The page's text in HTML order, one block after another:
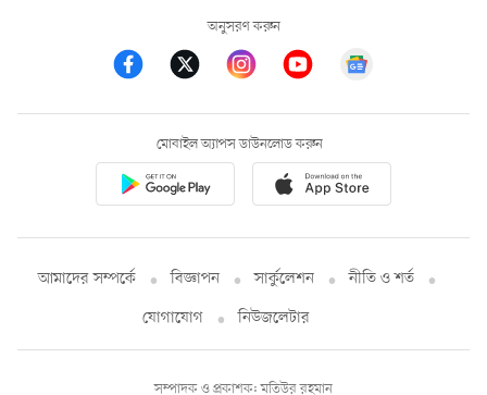
অনুসরণ করুন
মোবাইল অ্যাপস ডাউনলোড করুন
আমাদের সম্পর্কে বিজ্ঞাপন সার্কুলেশন
নীতি ও শর্ত
যোগাযোগ
নিউজলেটার
সম্পাদক ও প্রকাশক: মতিউর রহমান